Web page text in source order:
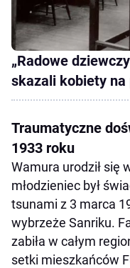
„Radowe
skazali kobiety
Traumatyczne
1933 roku
Wamura urodził się
młodzieniec był
tsunami z 3 marca
wybrzeże Sanriku.
zabiła w całym
setki mieszkańców